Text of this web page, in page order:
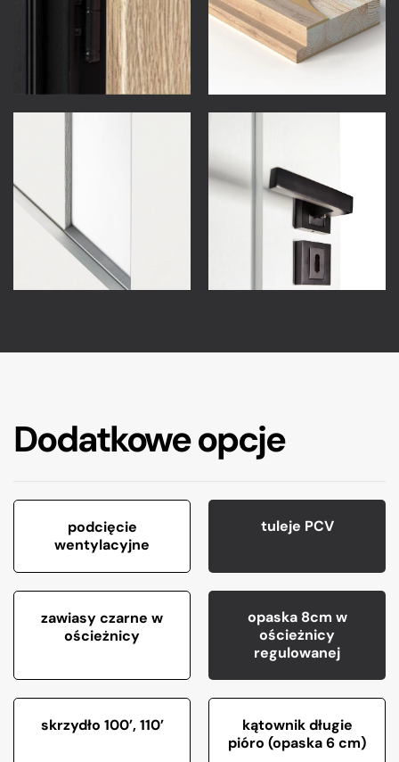
Dodatkowe opcje
podcięcie
wentylacyjne
tuleje PCV
zawiasy czarne w
ościeżnicy
opaska 8cm w
ościeżnicy
regulowanej
skrzydło 100’, 110’
kątownik długie
pióro (opaska 6 cm)